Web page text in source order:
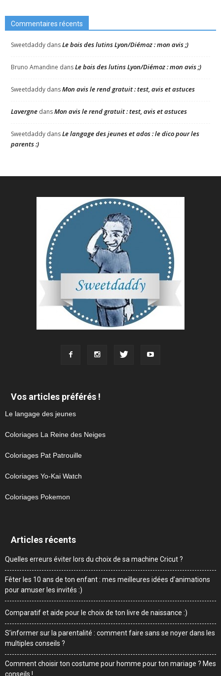
Commentaires récents
Sweetdaddy dansLe bois des lutins Lyon/Diémoz : mon avis ;)
Bruno Amandine dansLe bois des lutins Lyon/Diémoz : mon avis ;)
Sweetdaddy dansMon avis le rend gratuit : test, avis et astuces
Lavergne dansMon avis le rend gratuit : test, avis et astuces
Sweetdaddy dansLe langage des jeunes et ados : le dico pour les
parents :)
Vos articles préférés !
Le langage des jeunes
Coloriages La Reine des Neiges
Coloriages Pat Patrouille
Coloriages Yo-Kai Watch
Coloriages Pokemon
Articles récents
Quelles erreurs éviter lors du choix de sa machine Cricut ?
Fêter les 10 ans de ton enfant : mes meilleures idées d’animations
pour amuser les invités :)
Comparatif et aide pour le choix de ton livre de naissance :)
S’informer sur la parentalité : comment faire sans se noyer dans les
multiples conseils ?
Comment choisir ton costume pour homme pour ton mariage ? Mes
conseils !